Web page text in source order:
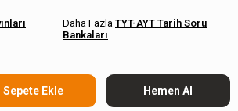
TYT-AYT Tarih Soru
Bankaları